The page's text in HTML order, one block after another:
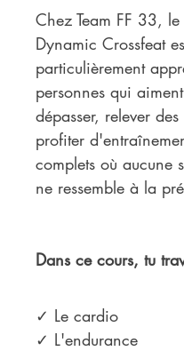
Chez Team FF 33, le
Dynamic Crossfeat
particulièrement
personnes qui
dépasser, relever
profiter
complets où aucune
ne ressemble à la
Dans ce cours, tu
✓ Le cardio
✓ L'endurance